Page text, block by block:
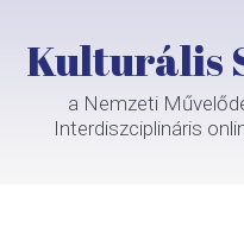
Kulturális
a Nemzeti
Interdiszciplináris